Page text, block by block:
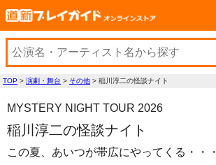
TOP > 演劇・舞台 > その他 > 稲川淳二の怪談ナイト
MYSTERY NIGHT TOUR 2026
稲川淳二の怪談ナイト
この夏、あいつが帯広にやってくる・・・